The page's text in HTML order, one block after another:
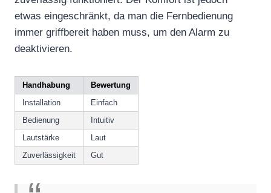
etwas eingeschränkt, da man die Fernbedienung
immer griffbereit haben muss, um den Alarm zu
deaktivieren.
Handhabung
Bewertung
Installation
Einfach
Bedienung
Intuitiv
Lautstärke
Laut
Zuverlässigkeit
Gut